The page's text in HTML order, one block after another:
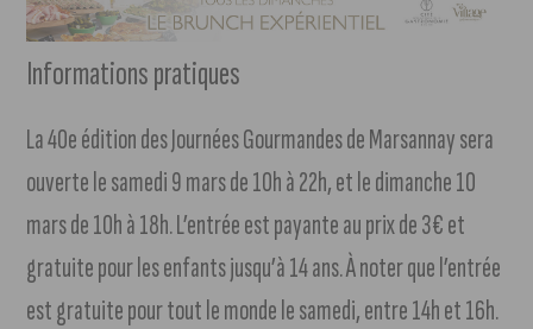
Informations pratiques
La 40e édition des Journées Gourmandes de Marsannay sera
ouverte le samedi 9 mars de 10h à 22h, et le dimanche 10
mars de 10h à 18h. L’entrée est payante au prix de 3€ et
gratuite pour les enfants jusqu’à 14 ans. À noter que l’entrée
est gratuite pour tout le monde le samedi, entre 14h et 16h.